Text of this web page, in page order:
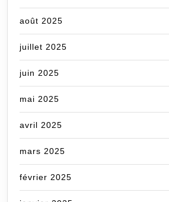
août 2025
juillet 2025
juin 2025
mai 2025
avril 2025
mars 2025
février 2025